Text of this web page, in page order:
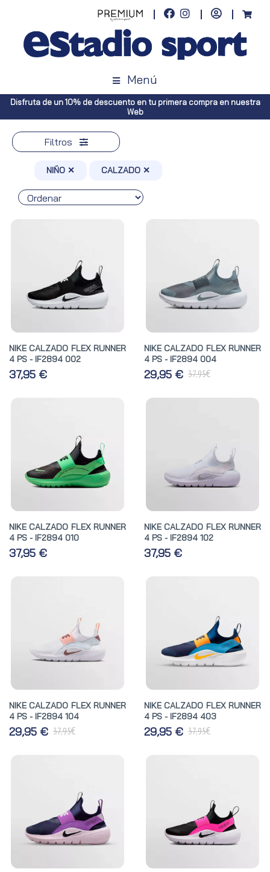
Menú
en nuestra
Envíos gratuitos a toda España (Canarias, pedidos
Península, pedidos superiores a 100€)
Filtros
NIÑO ✕ CALZADO ✕
NIKE CALZADO FLEX RUNNER
4 PS - IF2894 002
37,95 €
NIKE CALZADO FLEX RUNNER
4 PS - IF2894 004
29,95 € 37,95€
NIKE CALZADO FLEX RUNNER
4 PS - IF2894 010
37,95 €
NIKE CALZADO FLEX RUNNER
4 PS - IF2894 102
37,95 €
NIKE CALZADO FLEX RUNNER
4 PS - IF2894 104
29,95 € 37,95€
NIKE CALZADO FLEX RUNNER
4 PS - IF2894 403
29,95 € 37,95€